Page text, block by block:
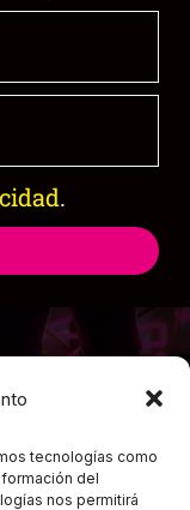
tecnologías como
del
nos permitirá
.